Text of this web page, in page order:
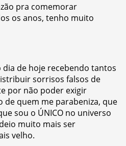
pra comemorar
os anos, tenho muito
dia de hoje recebendo tantos
sorrisos falsos de
por não poder exigir
quem me parabeniza, que
sou o ÚNICO no universo
muito mais ser
velho.